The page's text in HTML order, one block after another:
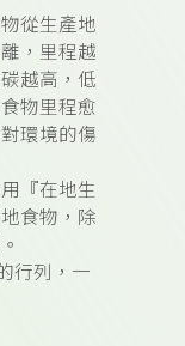
從生產地
，里程越
越高，低
食物里程愈
環境的傷
『在地生
食物，除
行列，一